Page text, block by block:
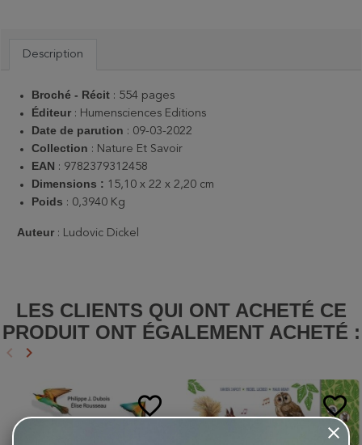
Description
Broché - Récit : 554 pages
Éditeur : Humensciences Editions
Date de parution : 09-03-2022
Collection : Nature Et Savoir
EAN : 9782379312458
Dimensions : 15,10 x 22 x 2,20 cm
Poids : ‎ 0,3940 Kg
Auteur : Ludovic Dickel
LES CLIENTS QUI ONT ACHETÉ CE
PRODUIT ONT ÉGALEMENT ACHETÉ :
Précédent
keyboard_arrow_left Suivant
keyboard_arrow_right
favorite_border favorite_border